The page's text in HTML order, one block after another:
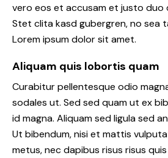
vero eos et accusam et justo duo
Stet clita kasd gubergren, no sea
Lorem ipsum dolor sit amet.
Aliquam quis lobortis quam
Curabitur pellentesque odio
sodales ut. Sed sed quam ut ex
id magna. Aliquam sed ligula sed
Ut bibendum, nisi et mattis
metus, nec dapibus risus risus